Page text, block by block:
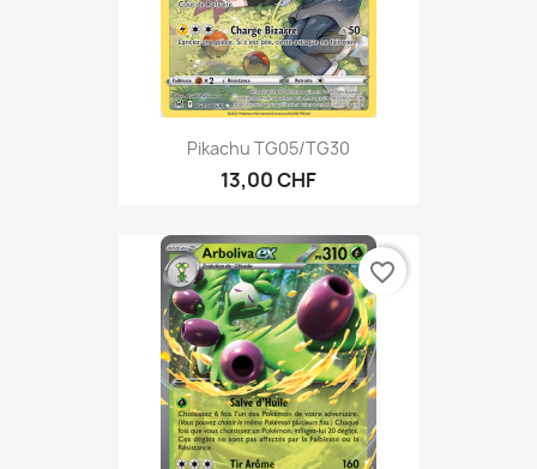
Pikachu TG05/TG30
13,00 CHF
favorite_border